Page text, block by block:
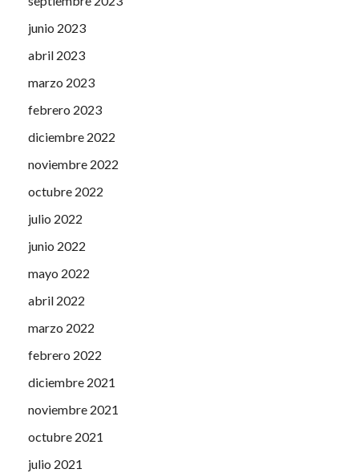
junio 2023
abril 2023
marzo 2023
febrero 2023
diciembre 2022
noviembre 2022
octubre 2022
julio 2022
junio 2022
mayo 2022
abril 2022
marzo 2022
febrero 2022
diciembre 2021
noviembre 2021
octubre 2021
julio 2021